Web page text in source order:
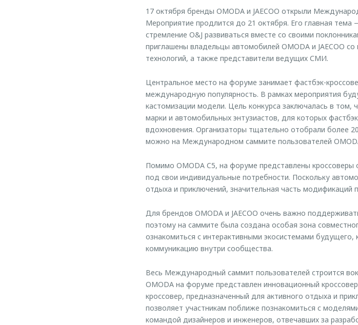
17 октября бренды OMODA и JAECOO открыли
Мероприятие продлится до 21 октября. Его главная
стремление O&J развиваться вместе со своими
приглашены владельцы автомобилей OMODA и JAECOO
технологий, а также представители ведущих СМИ.
Центральное место на форуме занимает фастбэк-
международную популярность. В рамках мероприятия
кастомизации модели. Цель конкурса заключалась в том,
марки и автомобильных энтузиастов, для которых
вдохновения. Организаторы тщательно отобрали более
можно на Международном саммите пользователей OMODA
Помимо OMODA C5, на форуме представлены кроссоверы
под свои индивидуальные потребности. Поскольку
отдыха и приключений, значительная часть модификаций
Для брендов OMODA и JAECOO очень важно
поэтому на саммите была создана особая зона
ознакомиться с интерактивными экосистемами
коммуникацию внутри сообщества.
Весь Международный саммит пользователей строится
OMODA на форуме представлен инновационный
кроссовер, предназначенный для активного отдыха и
позволяет участникам поближе познакомиться с
командой дизайнеров и инженеров, отвечавших за